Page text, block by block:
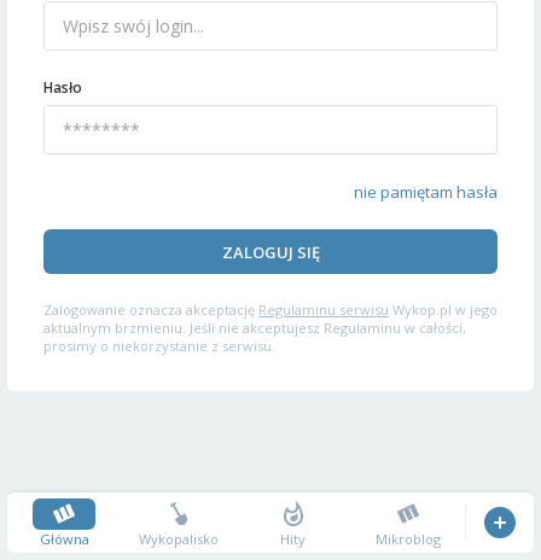
Hasło
nie pamiętam hasła
ZALOGUJ SIĘ
Zalogowanie oznacza akceptację Regulaminu serwisu Wykop.pl w jego
aktualnym brzmieniu. Jeśli nie akceptujesz Regulaminu w całości,
prosimy o niekorzystanie z serwisu.
Główna Wykopalisko Hity Mikroblog